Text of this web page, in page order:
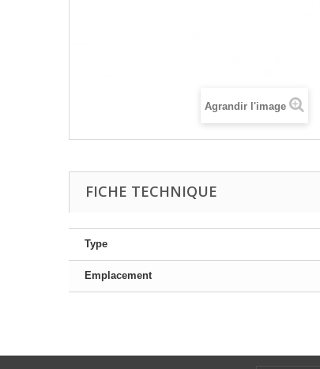
Agrandir l'image
FICHE TECHNIQUE
Type
Emplacement